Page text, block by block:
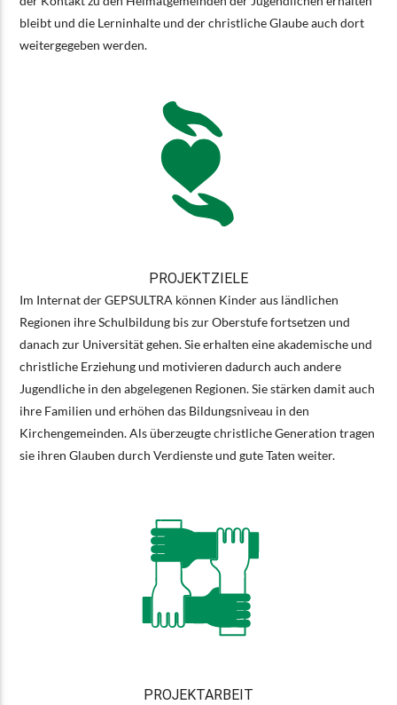
bleibt und die Lerninhalte und der christliche Glaube auch dort
weitergegeben werden.
PROJEKTZIELE
Im Internat der GEPSULTRA können Kinder aus ländlichen
Regionen ihre Schulbildung bis zur Oberstufe fortsetzen und
danach zur Universität gehen. Sie erhalten eine akademische und
christliche Erziehung und motivieren dadurch auch andere
Jugendliche in den abgelegenen Regionen. Sie stärken damit auch
ihre Familien und erhöhen das Bildungsniveau in den
Kirchengemeinden. Als überzeugte christliche Generation tragen
sie ihren Glauben durch Verdienste und gute Taten weiter.
PROJEKTARBEIT